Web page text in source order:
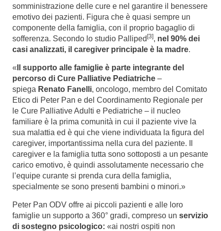
somministrazione delle cure e nel garantire il benessere
emotivo dei pazienti. Figura che è quasi sempre un
componente della famiglia, con il proprio bagaglio di
sofferenza. Secondo lo studio Palliped[3], nel 90% dei
casi analizzati, il caregiver principale è la madre.
« Il supporto alle famiglie è parte integrante del
percorso di Cure Palliative Pediatriche –
spiega Renato Fanelli, oncologo, membro del Comitato
Etico di Peter Pan e del Coordinamento Regionale per
le Cure Palliative Adulti e Pediatriche – il nucleo
familiare è la prima comunità in cui il paziente vive la
sua malattia ed è qui che viene individuata la figura del
caregiver, importantissima nella cura del paziente. Il
caregiver e la famiglia tutta sono sottoposti a un pesante
carico emotivo, è quindi assolutamente necessario che
l’equipe curante si prenda cura della famiglia,
specialmente se sono presenti bambini o minori.»
Peter Pan ODV offre ai piccoli pazienti e alle loro
famiglie un supporto a 360° gradi, compreso un servizio
di sostegno psicologico: «ai nostri ospiti non